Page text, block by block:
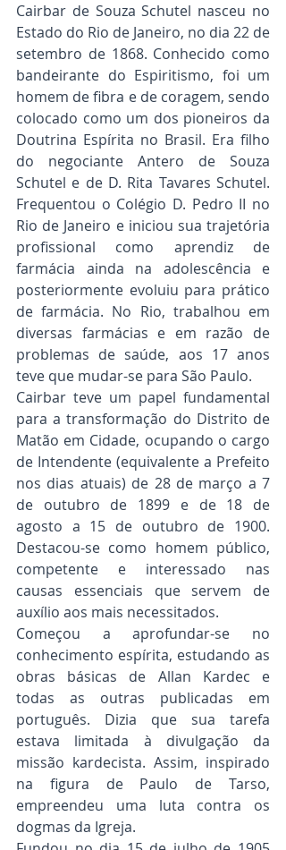
Cairbar de Souza Schutel nasceu no
Estado do Rio de Janeiro, no dia 22 de
setembro de 1868. Conhecido como
bandeirante do Espiritismo, foi um
homem de fibra e de coragem, sendo
colocado como um dos pioneiros da
Doutrina Espírita no Brasil. Era filho
do negociante Antero de Souza
Schutel e de D. Rita Tavares Schutel.
Frequentou o Colégio D. Pedro II no
Rio de Janeiro e iniciou sua trajetória
profissional como aprendiz de
farmácia ainda na adolescência e
posteriormente evoluiu para prático
de farmácia. No Rio, trabalhou em
diversas farmácias e em razão de
problemas de saúde, aos 17 anos
teve que mudar-se para São Paulo.
Cairbar teve um papel fundamental
para a transformação do Distrito de
Matão em Cidade, ocupando o cargo
de Intendente (equivalente a Prefeito
nos dias atuais) de 28 de março a 7
de outubro de 1899 e de 18 de
agosto a 15 de outubro de 1900.
Destacou-se como homem público,
competente e interessado nas
causas essenciais que servem de
auxílio aos mais necessitados.
Começou a aprofundar-se no
conhecimento espírita, estudando as
obras básicas de Allan Kardec e
todas as outras publicadas em
português. Dizia que sua tarefa
estava limitada à divulgação da
missão kardecista. Assim, inspirado
na figura de Paulo de Tarso,
empreendeu uma luta contra os
dogmas da Igreja.